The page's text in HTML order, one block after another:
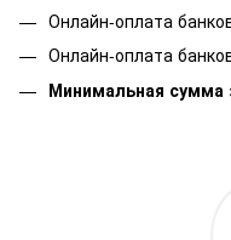
Онлайн-оплата
Онлайн-оплата
Минимальная сумма